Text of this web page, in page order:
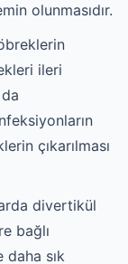
olunmasıdır.
ileri
çıkarılması
divertikül
bağlı
sık